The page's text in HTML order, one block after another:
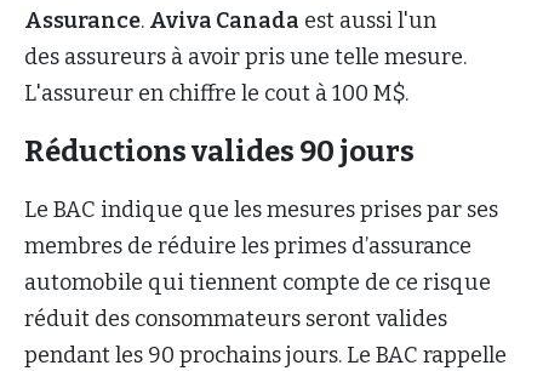
Assurance. Aviva Canada est aussi l'un
des assureurs à avoir pris une telle mesure.
L'assureur en chiffre le cout à 100 M$.
Réductions valides 90 jours
Le BAC indique que les mesures prises par ses
membres de réduire les primes d’assurance
automobile qui tiennent compte de ce risque
réduit des consommateurs seront valides
pendant les 90 prochains jours. Le BAC rappelle